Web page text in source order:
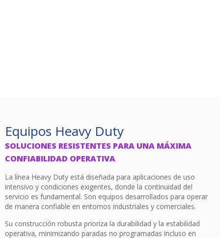
Equipos Heavy Duty
SOLUCIONES RESISTENTES PARA UNA MÁXIMA
CONFIABILIDAD OPERATIVA
La línea Heavy Duty está diseñada para aplicaciones de uso
intensivo y condiciones exigentes, donde la continuidad del
servicio es fundamental. Son equipos desarrollados para operar
de manera confiable en entornos industriales y comerciales.
Su construcción robusta prioriza la durabilidad y la estabilidad
operativa, minimizando paradas no programadas incluso en